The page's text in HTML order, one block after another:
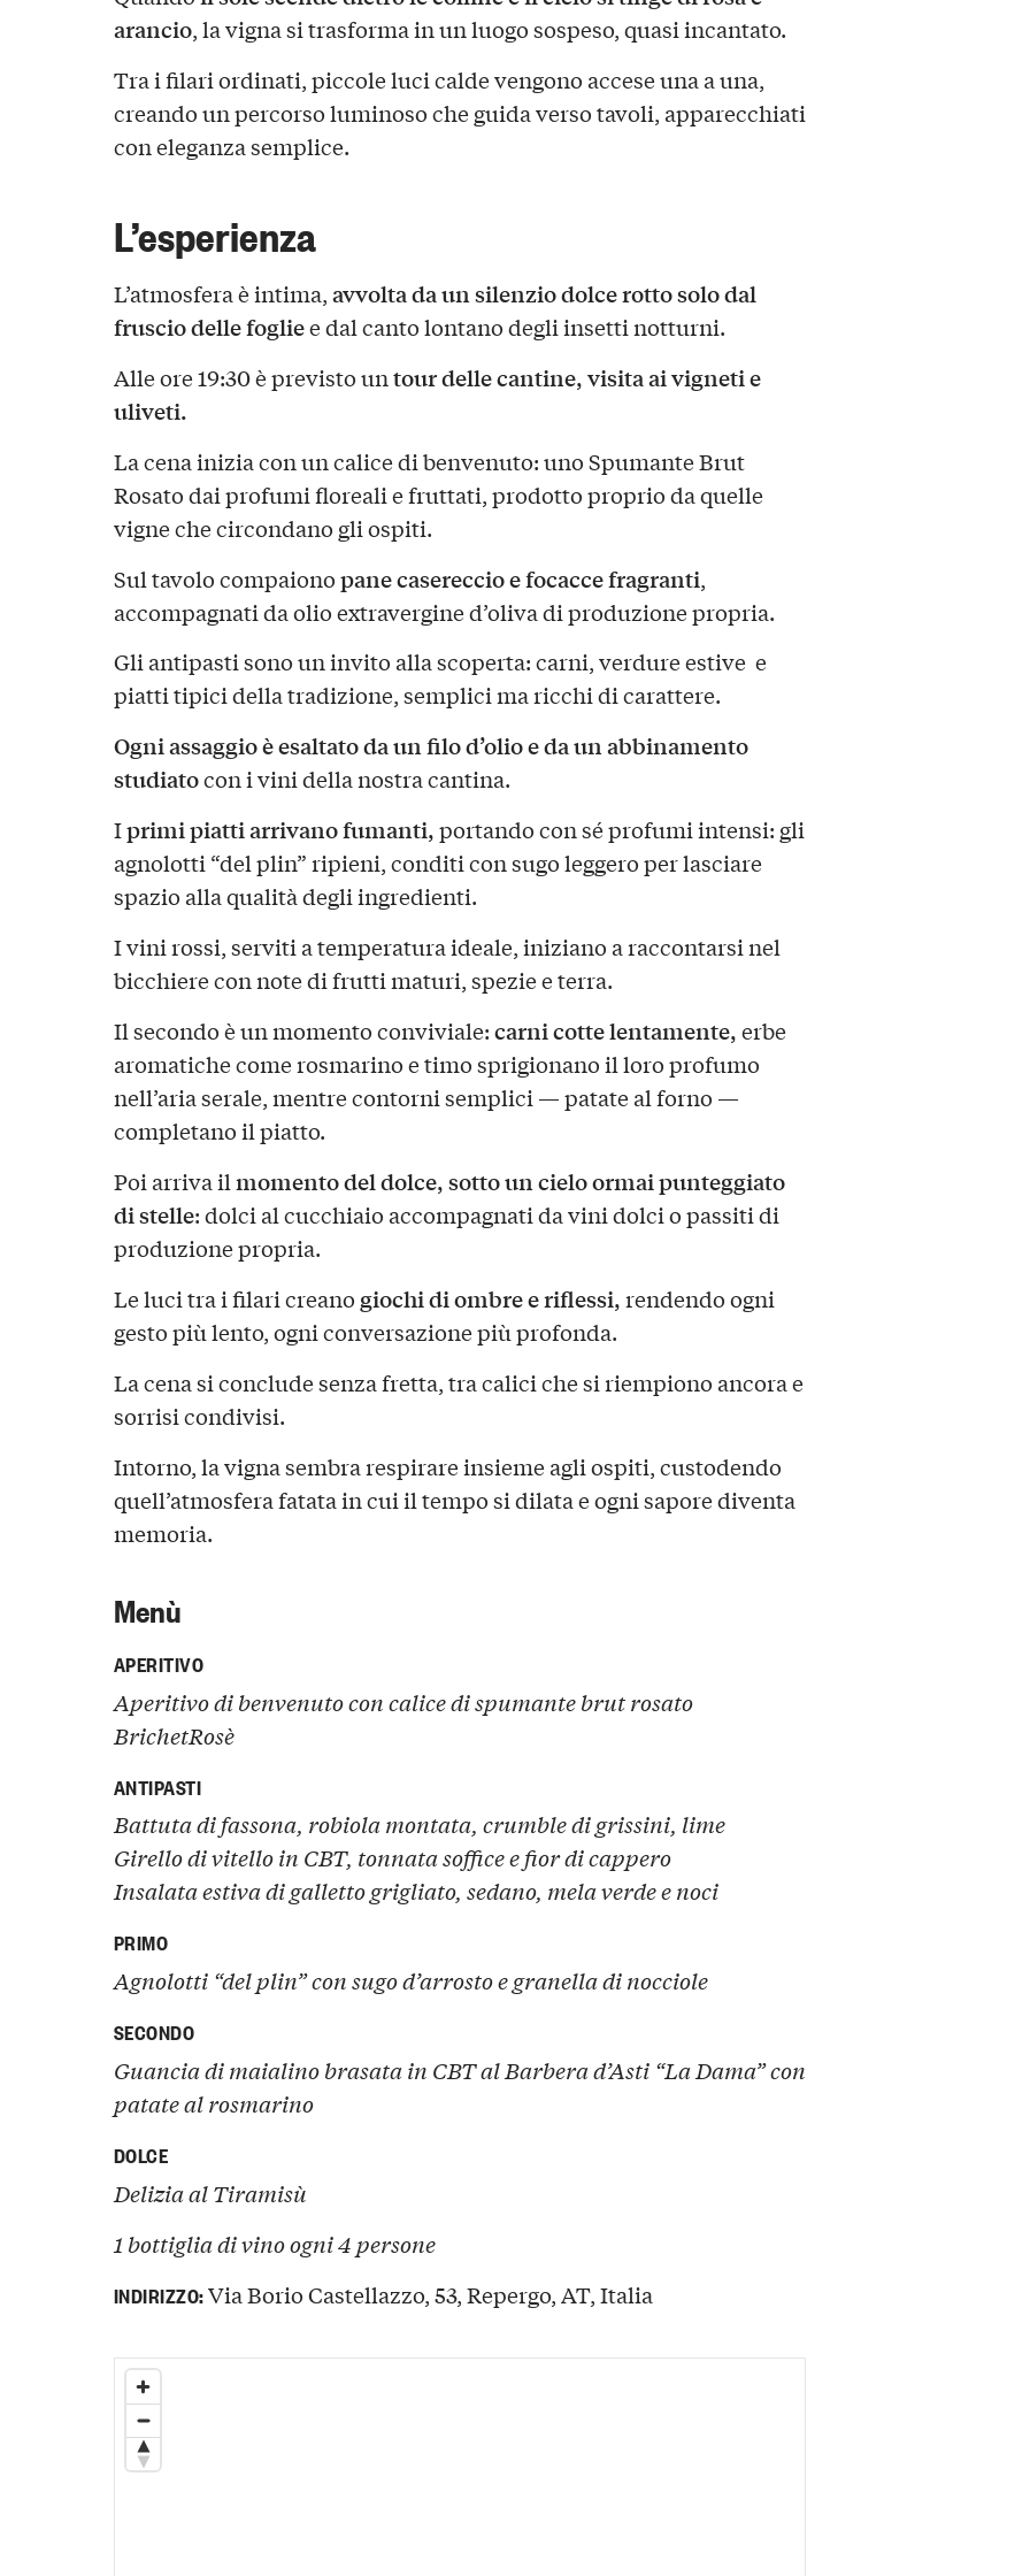
arancio, la vigna si trasforma in un luogo sospeso, quasi incantato.
Tra i filari ordinati, piccole luci calde vengono accese una a una,
creando un percorso luminoso che guida verso tavoli, apparecchiati
con eleganza semplice.
L’esperienza
L’atmosfera è intima,avvolta da un silenzio dolce rotto solo dal
fruscio delle fogliee dal canto lontano degli insetti notturni.
Alle ore 19:30 è previsto untour delle cantine, visita ai vigneti e
uliveti.
La cena inizia con un calice di benvenuto: uno Spumante Brut
Rosato dai profumi floreali e fruttati, prodotto proprio da quelle
vigne che circondano gli ospiti.
Sul tavolo compaionopane casereccio e focacce fragranti,
accompagnati da olio extravergine d’oliva di produzione propria.
Gli antipasti sono un invito alla scoperta: carni, verdure estive e
piatti tipici della tradizione, semplici ma ricchi di carattere.
Ogni assaggio è esaltato da un filo d’olio e da un abbinamento
studiatocon i vini della nostra cantina.
Iprimi piatti arrivano fumanti,portando con sé profumi intensi: gli
agnolotti “del plin” ripieni, conditi con sugo leggero per lasciare
spazio alla qualità degli ingredienti.
I vini rossi, serviti a temperatura ideale, iniziano a raccontarsi nel
bicchiere con note di frutti maturi, spezie e terra.
Il secondo è un momento conviviale:carni cotte lentamente,erbe
aromatiche come rosmarino e timo sprigionano il loro profumo
nell’aria serale, mentre contorni semplici — patate al forno —
completano il piatto.
Poi arriva ilmomento del dolce, sotto un cielo ormai punteggiato
di stelle: dolci al cucchiaio accompagnati da vini dolci o passiti di
produzione propria.
Le luci tra i filari creano giochi di ombre e riflessi,rendendo ogni
gesto più lento, ogni conversazione più profonda.
La cena si conclude senza fretta, tra calici che si riempiono ancora e
sorrisi condivisi.
Intorno, la vigna sembra respirare insieme agli ospiti, custodendo
quell’atmosfera fatata in cui il tempo si dilata e ogni sapore diventa
memoria.
Menù
APERITIVO
Aperitivo di benvenuto con calice di spumante brut rosato
BrichetRosè
ANTIPASTI
Battuta di fassona, robiola montata, crumble di grissini, lime
Girello di vitello in CBT, tonnata soffice e fior di cappero
Insalata estiva di galletto grigliato, sedano, mela verde e noci
PRIMO
Agnolotti “del plin” con sugo d’arrosto e granella di nocciole
SECONDO
Guancia di maialino brasata in CBT al Barbera d’Asti “La Dama” con
patate al rosmarino
DOLCE
Delizia al Tiramisù
1 bottiglia di vino ogni 4 persone
INDIRIZZO:Via Borio Castellazzo, 53, Repergo, AT, Italia